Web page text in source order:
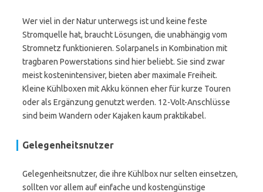
Wer viel in der Natur unterwegs ist und keine feste
Stromquelle hat, braucht Lösungen, die unabhängig vom
Stromnetz funktionieren. Solarpanels in Kombination mit
tragbaren Powerstations sind hier beliebt. Sie sind zwar
meist kostenintensiver, bieten aber maximale Freiheit.
Kleine Kühlboxen mit Akku können eher für kurze Touren
oder als Ergänzung genutzt werden. 12-Volt-Anschlüsse
sind beim Wandern oder Kajaken kaum praktikabel.
Gelegenheitsnutzer
Gelegenheitsnutzer, die ihre Kühlbox nur selten einsetzen,
sollten vor allem auf einfache und kostengünstige